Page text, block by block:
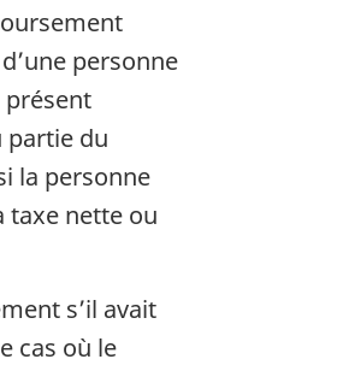
personne
présent
partie du
la personne
taxe nette ou
s’il avait
cas où le